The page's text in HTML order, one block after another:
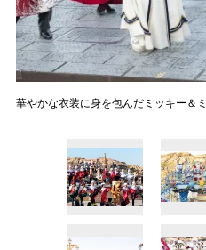
華やかな衣装に身を包んだミッキー＆